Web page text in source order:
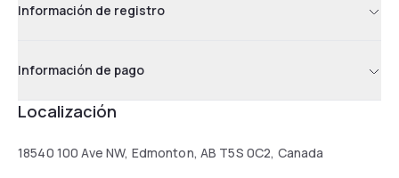
Información de registro
Información de pago
Localización
18540 100 Ave NW, Edmonton, AB T5S 0C2, Canada